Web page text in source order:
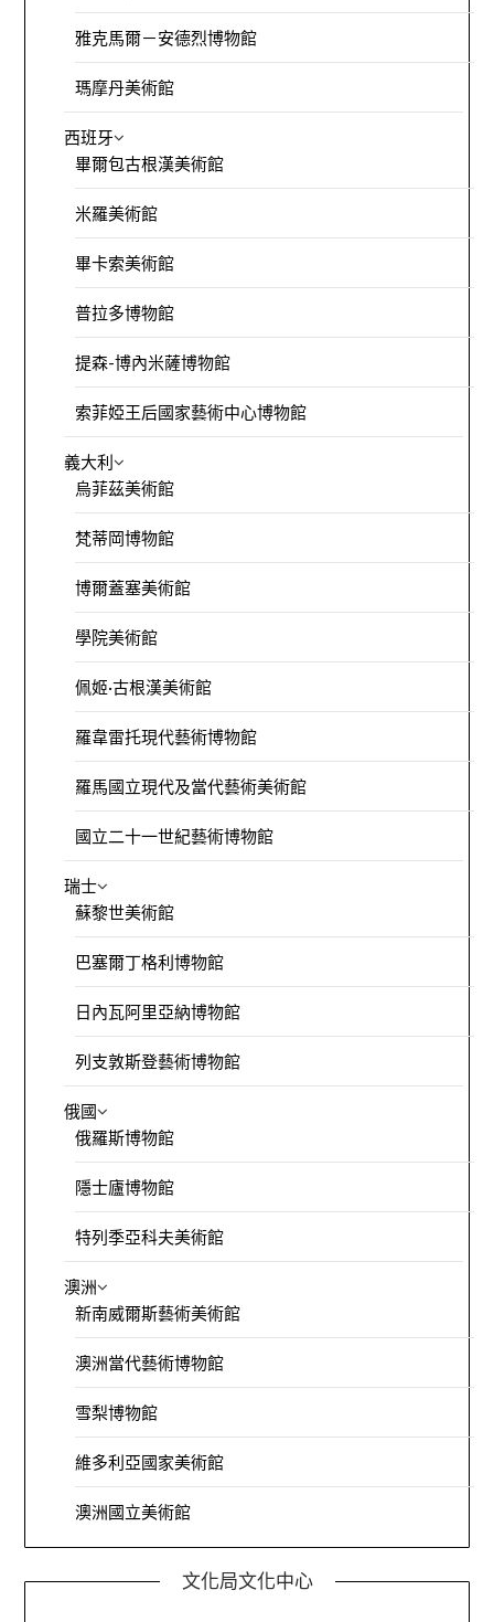
雅克馬爾－安德烈博物館
瑪摩丹美術館
西班牙
畢爾包古根漢美術館
米羅美術館
畢卡索美術館
普拉多博物館
提森-博內米薩博物館
索菲婭王后國家藝術中心博物館
義大利
烏菲茲美術館
梵蒂岡博物館
博爾蓋塞美術館
學院美術館
佩姬·古根漢美術館
羅韋雷托現代藝術博物館
羅馬國立現代及當代藝術美術館
國立二十一世紀藝術博物館
瑞士
蘇黎世美術館
巴塞爾丁格利博物館
日內瓦阿里亞納博物館
列支敦斯登藝術博物館
俄國
俄羅斯博物館
隱士廬博物館
特列季亞科夫美術館
澳洲
新南威爾斯藝術美術館
澳洲當代藝術博物館
雪梨博物館
維多利亞國家美術館
澳洲國立美術館
文化局文化中心